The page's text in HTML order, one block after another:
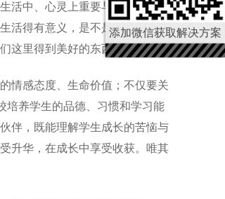
活中、心灵上重要与震撼的人
活得有意义，是不是能学得有效
这里得到美好的东西。
情感态度、生命价值；不仅要关
培养学生的品德、习惯和学习能
伴，既能理解学生成长的苦恼与
升华，在成长中享受收获。唯其
添加微信获取解决方案